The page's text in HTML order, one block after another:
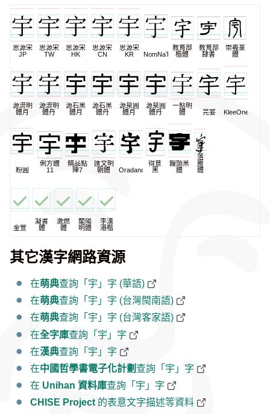
思源宋
JP
思源宋
TW
思源宋
HK
思源宋
CN
思源宋
KR
NomNaTong
教育部
楷體
教育部
隸書
崇羲篆
體
源流明
體月
源流明
體丹
源石黑
體月
源石黑
體丹
源泉圓
體月
源泉圓
體丹
一點明
體
芫荽 KleeOne
粉圓
俐方體
11
精品點
陣7
匯文明
朝體
Oradano
得意
黑
饅頭黑
體
辰
宇
落
雁
體
金萱
凝書
體
激燃
體
蘭陽
明體
李漢
港楷
其它漢字網路資源
在萌典查詢「宇」字 (華語)
在萌典查詢「宇」字 (台灣閩南語)
在萌典查詢「宇」字 (台灣客家語)
在全字庫查詢「宇」字
在漢典查詢「宇」字
在中國哲學書電子化計劃查詢「宇」字
在 Unihan 資料庫查詢「宇」字
CHISE Project 的表意文字描述等資料